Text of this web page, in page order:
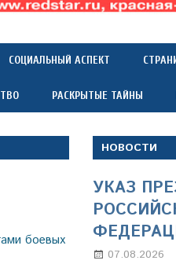
СОЦИАЛЬНЫЙ АСПЕКТ
РАСКРЫТЫЕ ТАЙНЫ
боевых
НОВОСТИ
УКАЗ
07.08.2026